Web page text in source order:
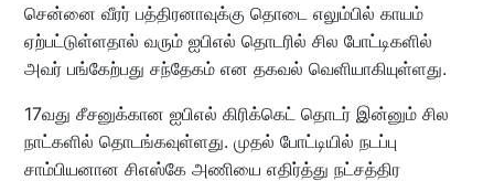
சென்னை வீரர் பத்திரனாவுக்கு தொடை எலும்பில் காயம்
ஏற்பட்டுள்ளதால் வரும் ஐபிஎல் தொடரில் சில போட்டிகளில்
அவர் பங்கேற்பது சந்தேகம் என தகவல் வெளியாகியுள்ளது.
17வது சீசனுக்கான ஐபிஎல் கிரிக்கெட் தொடர் இன்னும் சில
நாட்களில் தொடங்கவுள்ளது. முதல் போட்டியில் நடப்பு
சாம்பியனான சிஎஸ்கே அணியை எதிர்த்து நட்சத்திர